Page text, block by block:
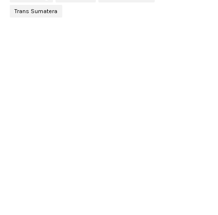
Trans Sumatera